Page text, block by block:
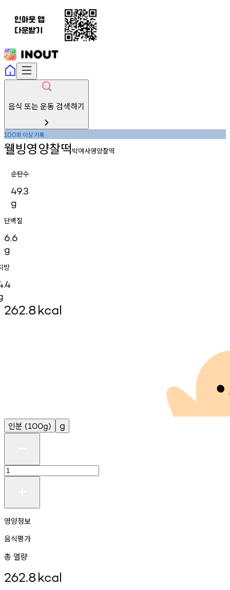
음식 또는 운동 검색하기
100회 이상기록
웰빙영양찰떡박여사영양찰떡
순탄수
49.3
g
단백질
6.6
g
방
262.8kcal
인분 (100g) g
영양정보
음식평가
총 열량
262.8kcal